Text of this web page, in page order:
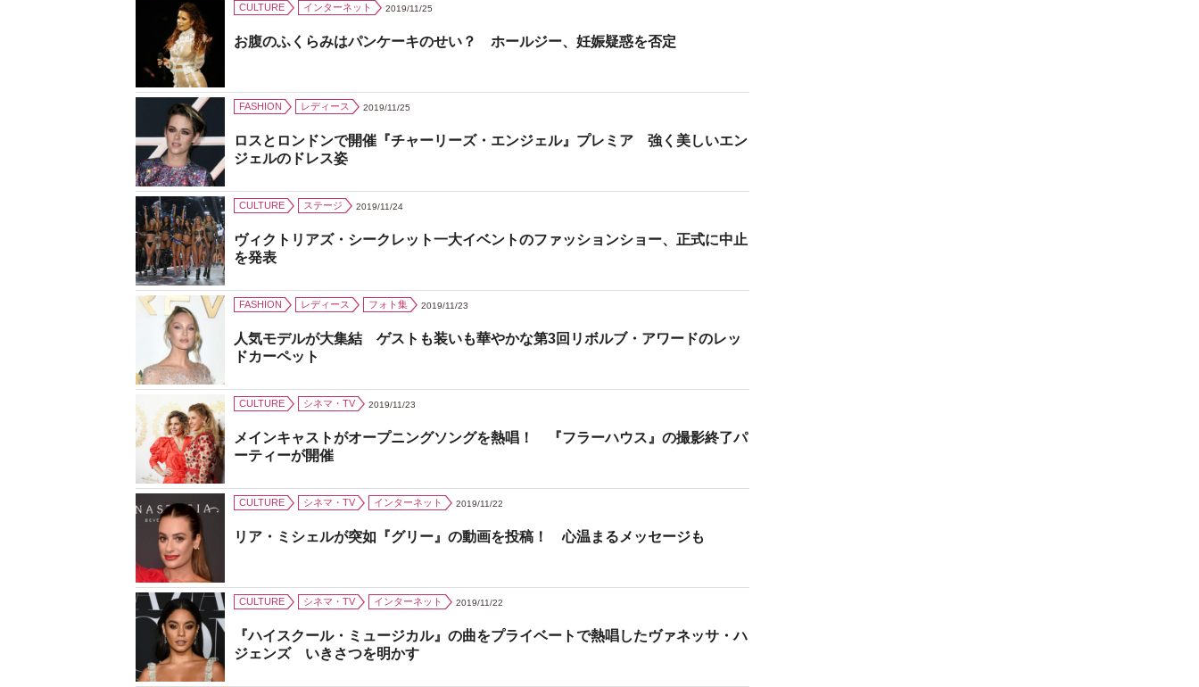
CULTURE インターネット 2019/11/25
お腹のふくらみはパンケーキのせい？ ホールジー、妊娠疑惑を否定
FASHION レディース 2019/11/25
ロスとロンドンで開催『チャーリーズ・エンジェル』プレミア 強く美しいエン
ジェルのドレス姿
CULTURE ステージ 2019/11/24
ヴィクトリアズ・シークレット一大イベントのファッションショー、正式に中止
を発表
FASHION レディース フォト集 2019/11/23
人気モデルが大集結 ゲストも装いも華やかな第3回リボルブ・アワードのレッ
ドカーペット
CULTURE シネマ・TV 2019/11/23
メインキャストがオープニングソングを熱唱！ 『フラーハウス』の撮影終了パ
ーティーが開催
CULTURE シネマ・TV インターネット 2019/11/22
リア・ミシェルが突如『グリー』の動画を投稿！ 心温まるメッセージも
CULTURE シネマ・TV インターネット 2019/11/22
『ハイスクール・ミュージカル』の曲をプライベートで熱唱したヴァネッサ・ハ
ジェンズ いきさつを明かす